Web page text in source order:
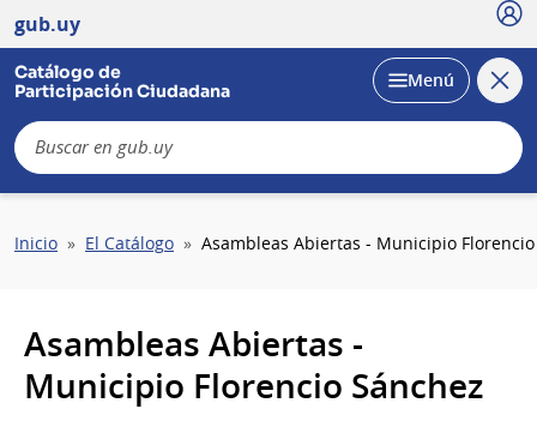
gub.uy
Catálogo de
Participación Ciudadana
Desplegar
Menú
Sobrescribir
la
navegación
Inicio El Catálogo Asambleas Abiertas - Municipio Florencio
Asambleas Abiertas -
Municipio Florencio Sánchez